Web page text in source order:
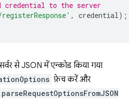
credential to the server
, credential);
से JSON में एन्कोड किया गया
फ़ेच करें और